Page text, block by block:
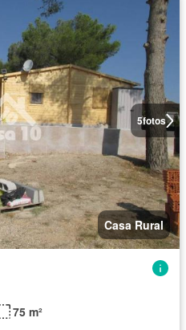
5fotos
Casa Rural
75 m²